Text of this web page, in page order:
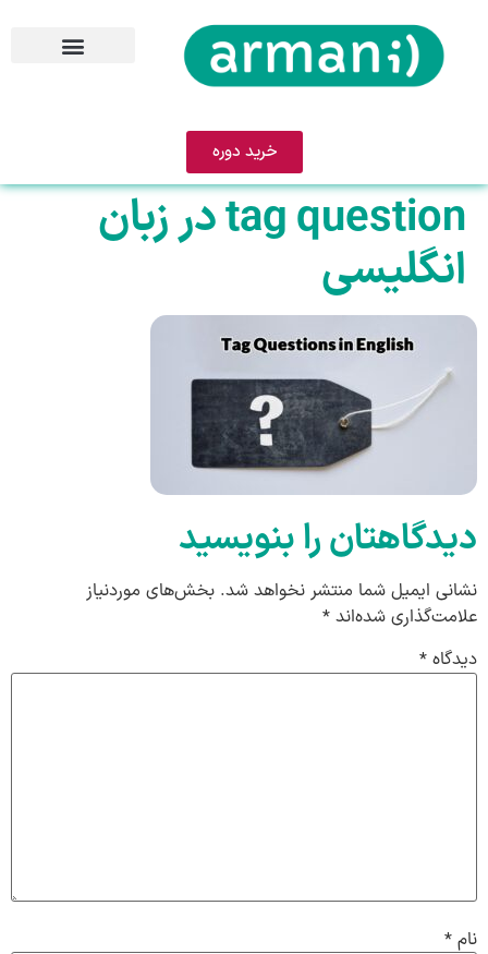
خرید دوره
tag question در زبان
انگلیسی
دیدگاهتان را بنویسید
نشانی ایمیل شما منتشر نخواهد شد. بخش‌های موردنیاز
علامت‌گذاری شده‌اند *
دیدگاه *
نام *